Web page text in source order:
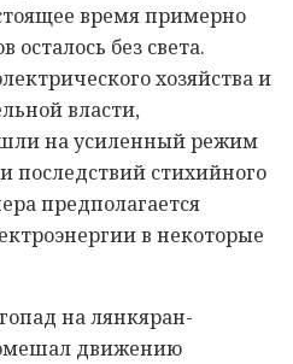
время примерно
осталось без света.
хозяйства и
власти,
на усиленный режим
последствий стихийного
предполагается
в некоторые
на лянкяран-
движению